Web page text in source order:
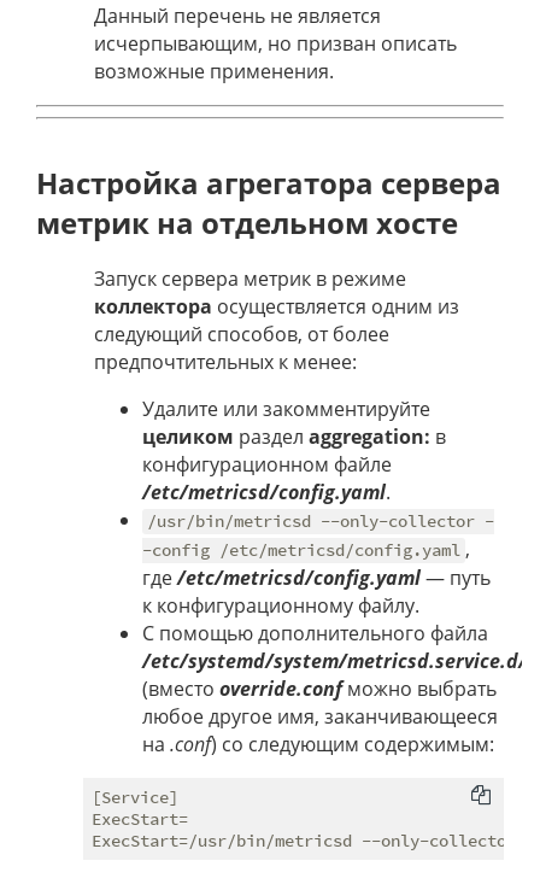
Данный перечень не является
исчерпывающим, но призван описать
возможные применения.
Настройка агрегатора сервера
метрик на отдельном хосте
Запуск сервера метрик в режиме
коллектора осуществляется одним из
следующий способов, от более
предпочтительных к менее:
Удалите или закомментируйте
целиком раздел aggregation: в
конфигурационном файле
/etc/metricsd/config.yaml.
/usr/bin/metricsd --only-collector -
-config /etc/metricsd/config.yaml ,
где/etc/metricsd/config.yaml— путь
к конфигурационному файлу.
С помощью дополнительного файла
/etc/systemd/system/metricsd.service.d/
(вместо override.confможно выбрать
любое другое имя, заканчивающееся
на .conf) со следующим содержимым:
[Service]
ExecStart=